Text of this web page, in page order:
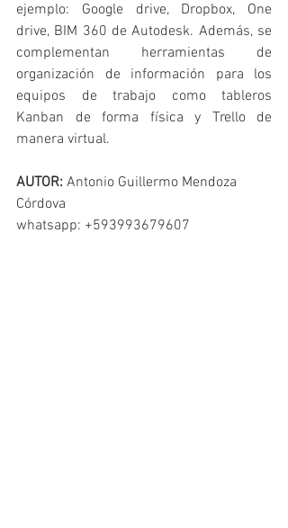
ejemplo: Google drive, Dropbox, One
drive, BIM 360 de Autodesk. Además, se
complementan herramientas de
organización de información para los
equipos de trabajo como tableros
Kanban de forma física y Trello de
manera virtual.
AUTOR: Antonio Guillermo Mendoza
Córdova
whatsapp: +593993679607